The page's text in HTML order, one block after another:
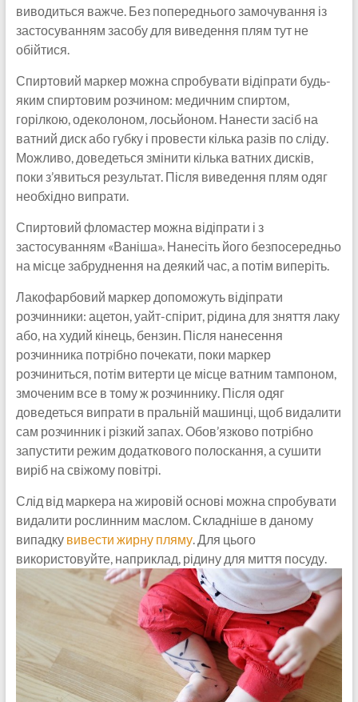
виводиться важче. Без попереднього замочування із
застосуванням засобу для виведення плям тут не
обійтися.
Спиртовий маркер можна спробувати відіпрати будь-
яким спиртовим розчином: медичним спиртом,
горілкою, одеколоном, лосьйоном. Нанести засіб на
ватний диск або губку і провести кілька разів по сліду.
Можливо, доведеться змінити кілька ватних дисків,
поки з’явиться результат. Після виведення плям одяг
необхідно випрати.
Спиртовий фломастер можна відіпрати і з
застосуванням «Ваніша». Нанесіть його безпосередньо
на місце забруднення на деякий час, а потім виперіть.
Лакофарбовий маркер допоможуть відіпрати
розчинники: ацетон, уайт-спірит, рідина для зняття лаку
або, на худий кінець, бензин. Після нанесення
розчинника потрібно почекати, поки маркер
розчиниться, потім витерти це місце ватним тампоном,
змоченим все в тому ж розчиннику. Після одяг
доведеться випрати в пральній машинці, щоб видалити
сам розчинник і різкий запах. Обов’язково потрібно
запустити режим додаткового полоскання, а сушити
виріб на свіжому повітрі.
Слід від маркера на жировій основі можна спробувати
видалити рослинним маслом. Складніше в даному
випадку вивести жирну пляму. Для цього
використовуйте, наприклад, рідину для миття посуду.